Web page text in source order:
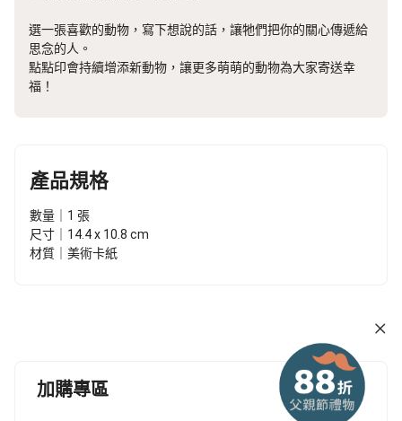
選一張喜歡的動物，寫下想說的話，讓牠們把你的關心傳遞給
思念的人。
點點印會持續增添新動物，讓更多萌萌的動物為大家寄送幸
福！
產品規格
數量｜1 張
尺寸｜14.4 x 10.8 cm
材質｜美術卡紙
加購專區